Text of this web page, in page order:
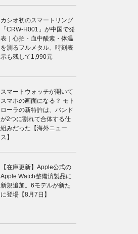
カシオ初のスマートリング
「CRW-H001」が中国で発
表｜心拍・血中酸素・体温
を測るフルメタル、時刻表
示も残して1,990元
スマートウォッチが開いて
スマホの画面になる？ モト
ローラの新特許は、バンド
が2つに割れて合体する仕
組みだった【海外ニュー
ス】
【在庫更新】Apple公式の
Apple Watch整備済製品に
新規追加。6モデルが新た
に登場【8月7日】